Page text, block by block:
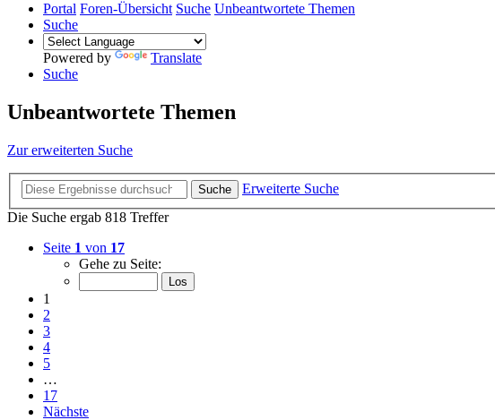
Portal Foren-Übersicht Suche Unbeantwortete Themen
Suche
Powered by
Translate
Suche
Unbeantwortete Themen
Zur erweiterten Suche
Suche
Erweiterte Suche
Die Suche ergab 818 Treffer
Seite 1 von 17
Gehe zu Seite:
1
2
3
4
5
…
17
Nächste